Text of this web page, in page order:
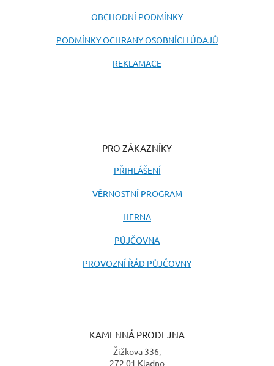
OBCHODNÍ PODMÍNKY
PODMÍNKY OCHRANY OSOBNÍCH ÚDAJŮ
REKLAMACE
PRO ZÁKAZNÍKY
PŘIHLÁŠENÍ
VĚRNOSTNÍ PROGRAM
HERNA
PŮJČOVNA
PROVOZNÍ ŘÁD PŮJČOVNY
KAMENNÁ PRODEJNA
Žižkova 336,
272 01 Kladno